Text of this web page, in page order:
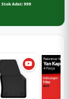
Stok Adet: 999